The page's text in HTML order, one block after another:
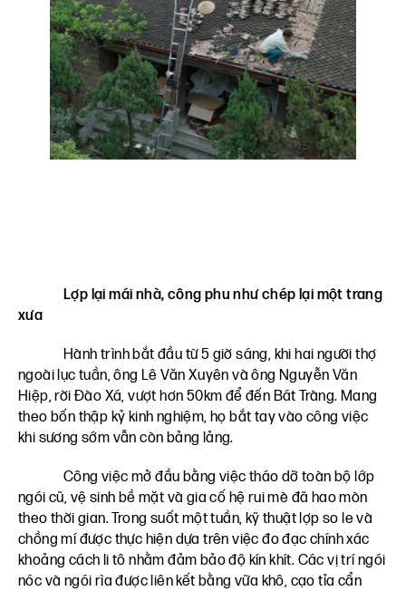
Lợp lại mái nhà, công phu như chép lại một trang
xưa
Hành trình bắt đầu từ 5 giờ sáng, khi hai người thợ
ngoài lục tuần, ông Lê Văn Xuyên và ông Nguyễn Văn
Hiệp, rời Đào Xá, vượt hơn 50km để đến Bát Tràng. Mang
theo bốn thập kỷ kinh nghiệm, họ bắt tay vào công việc
khi sương sớm vẫn còn bảng lảng.
Công việc mở đầu bằng việc tháo dỡ toàn bộ lớp
ngói cũ, vệ sinh bề mặt và gia cố hệ rui mè đã hao mòn
theo thời gian. Trong suốt một tuần, kỹ thuật lợp so le và
chồng mí được thực hiện dựa trên việc đo đạc chính xác
khoảng cách li tô nhằm đảm bảo độ kín khít. Các vị trí ngói
nóc và ngói rìa được liên kết bằng vữa khô, cạo tỉa cẩn